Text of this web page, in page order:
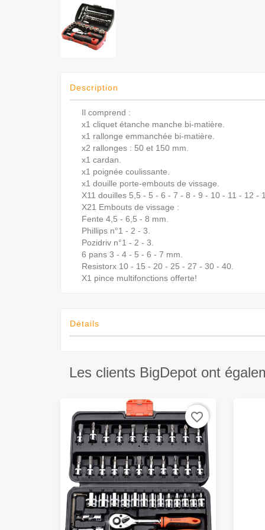
Description
Il comprend :
x1 cliquet étanche manche bi-matière.
x1 rallonge emmanchée bi-matière.
x2 rallonges : 50 et 150 mm.
x1 cardan.
x1 poignée coulissante.
x1 douille porte-embouts de vissage.
X11 douilles 5,5 - 5 - 6 - 7 - 8 - 9 - 10 - 11 - 12 -
X21 Embouts de vissage :
Fente 4,5 - 6,5 - 8 mm.
Phillips n°1 - 2 - 3.
Pozidriv n°1 - 2 - 3.
6 pans 3 - 4 - 5 - 6 - 7 mm.
Resistorx 10 - 15 - 20 - 25 - 27 - 30 - 40.
X1 pince multifonctions offerte!
Détails
Les clients BigDepot ont
favorite_border